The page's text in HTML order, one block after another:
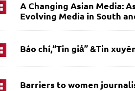
A Changing Asian Media:
Evolving Media in South
Báo chí,“Tin giả” &Tin
Barriers to women